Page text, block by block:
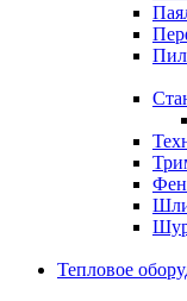
Тепловое